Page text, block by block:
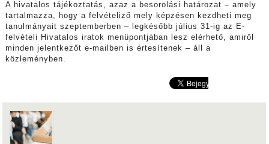
A hivatalos tájékoztatás, azaz a besorolási határozat – amely
tartalmazza, hogy a felvételiző mely képzésen kezdheti meg
tanulmányait szeptemberben – legkésőbb július 31-ig az E-
felvételi Hivatalos iratok menüpontjában lesz elérhető, amiről
minden jelentkezőt e-mailben is értesítenek – áll a
közleményben.